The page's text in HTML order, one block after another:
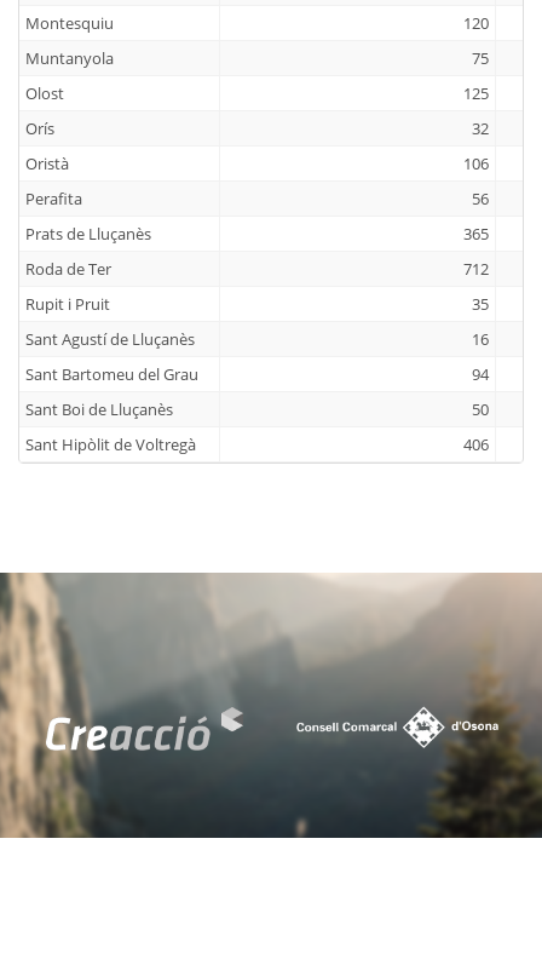
Montesquiu
120
Muntanyola
75
Olost
125
Orís
32
Oristà
106
Perafita
56
Prats de Lluçanès
365
Roda de Ter
712
Rupit i Pruit
35
Sant Agustí de Lluçanès
16
Sant Bartomeu del Grau
94
Sant Boi de Lluçanès
50
Sant Hipòlit de Voltregà
406
Sant Pere de Torelló
245
Sant Quirze de Besora
Sant Sadurní d'Osormort
Sant Vicenç de Torelló
Santa Cecília de Voltregà
12
Santa Eugènia de Berga
259
Santa Eulàlia de Riuprimer
141
Santa Maria de Besora